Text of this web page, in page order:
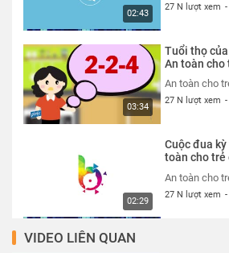
02:43
27 N lượt xem -
03:34
Tuổi thọ
An toàn cho
An toàn cho
27 N lượt xem -
02:29
Cuộc đua
toàn cho trẻ
An toàn cho
27 N lượt xem -
VIDEO LIÊN QUAN